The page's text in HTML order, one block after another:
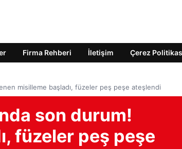
Firma Rehberi İletişim Çerez
misilleme başladı, füzeler peş peşe ateşlendi
son durum!
füzeler peş peşe